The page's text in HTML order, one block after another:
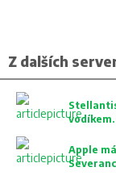
Z dalších
Apple